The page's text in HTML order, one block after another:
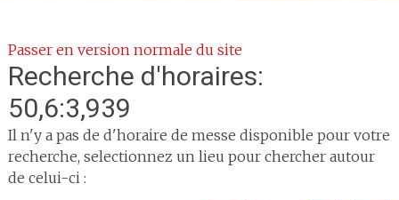
Passer en version normale du site
Recherche d'horaires:
50,6:3,939
Il n'y a pas de d'horaire de messe disponible pour votre
recherche, selectionnez un lieu pour chercher autour
de celui-ci :